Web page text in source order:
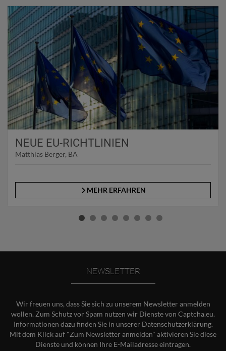
NEUE EU-RICHTLINIEN
Matthias Berger, BA
MEHR ERFAHREN
NEWSLETTER
Wir freuen uns, dass Sie sich zu unserem Newsletter anmelden
wollen. Zum Schutz vor Spam nutzen wir Dienste von Captcha.eu.
Informationen dazu finden Sie in unserer Datenschutzerklärung.
Mit dem Klick auf "Zum Newsletter anmelden" aktivieren Sie diese
Dienste und können Ihre E-Mailadresse eintragen.